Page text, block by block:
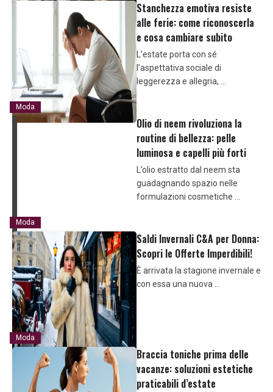
Moda
Stanchezza emotiva resiste
alle ferie: come riconoscerla
e cosa cambiare subito
L’estate porta con sé
l’aspettativa sociale di
leggerezza e allegria, …
Moda
Olio di neem rivoluziona la
routine di bellezza: pelle
luminosa e capelli più forti
L’olio estratto dal neem sta
guadagnando spazio nelle
formulazioni cosmetiche …
Moda
Saldi Invernali C&A per Donna:
Scopri le Offerte Imperdibili!
È arrivata la stagione invernale e
con essa una nuova …
Braccia toniche prima delle
vacanze: soluzioni estetiche
praticabili d’estate